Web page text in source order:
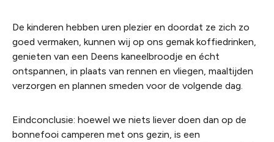
De kinderen hebben uren plezier en doordat ze zich zo
goed vermaken, kunnen wij op ons gemak koffiedrinken,
genieten van een Deens kaneelbroodje en écht
ontspannen, in plaats van rennen en vliegen, maaltijden
verzorgen en plannen smeden voor de volgende dag.
Eindconclusie: hoewel we niets liever doen dan op de
bonnefooi camperen met ons gezin, is een